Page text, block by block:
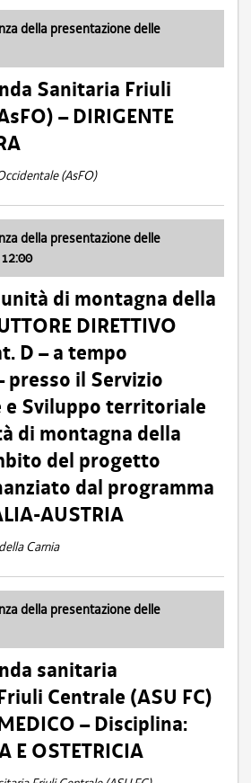
della presentazione delle
Sanitaria Friuli
– DIRIGENTE
(AsFO)
della presentazione delle
di montagna della
DIRETTIVO
D – a tempo
il Servizio
e Sviluppo territoriale
di montagna della
del progetto
dal programma
AUSTRIA
Carnia
della presentazione delle
sanitaria
Centrale (ASU FC)
– Disciplina:
E OSTETRICIA